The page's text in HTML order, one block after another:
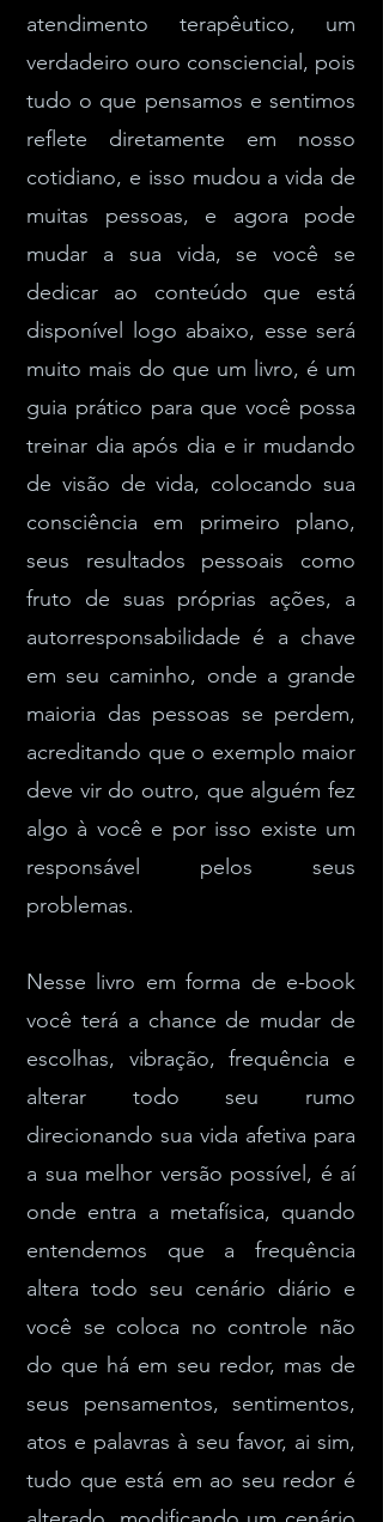
atendimento terapêutico, um
verdadeiro ouro consciencial, pois
tudo o que pensamos e sentimos
reflete diretamente em nosso
cotidiano, e isso mudou a vida de
muitas pessoas, e agora pode
mudar a sua vida, se você se
dedicar ao conteúdo que está
disponível logo abaixo, esse será
muito mais do que um livro, é um
guia prático para que você possa
treinar dia após dia e ir mudando
de visão de vida, colocando sua
consciência em primeiro plano,
seus resultados pessoais como
fruto de suas próprias ações, a
autorresponsabilidade é a chave
em seu caminho, onde a grande
maioria das pessoas se perdem,
acreditando que o exemplo maior
deve vir do outro, que alguém fez
algo à você e por isso existe um
responsável pelos seus
problemas.
Nesse livro em forma de e-book
você terá a chance de mudar de
escolhas, vibração, frequência e
alterar todo seu rumo
direcionando sua vida afetiva para
a sua melhor versão possível, é aí
onde entra a metafísica, quando
entendemos que a frequência
altera todo seu cenário diário e
você se coloca no controle não
do que há em seu redor, mas de
seus pensamentos, sentimentos,
atos e palavras à seu favor, ai sim,
tudo que está em ao seu redor é